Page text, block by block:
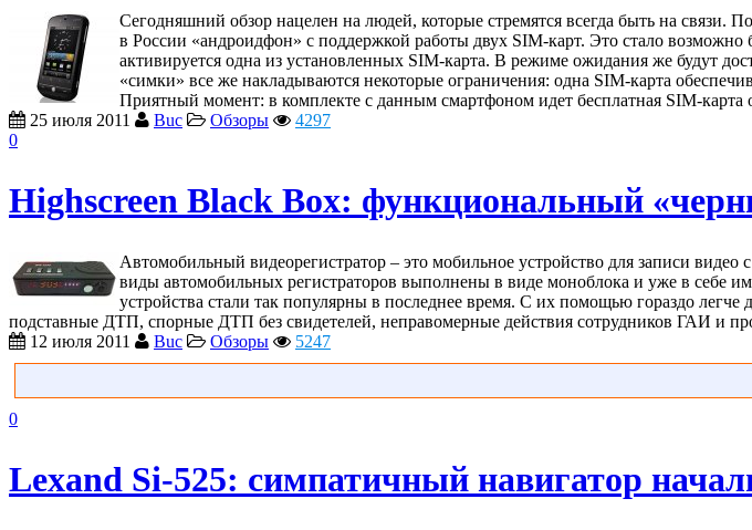
Сегодняшний обзор нацелен на людей, которые стремятся всегда быть на
в России «андроидфон» с поддержкой работы двух SIM-карт. Это стало
активируется одна из установленных SIM-карта. В режиме ожидания же будут
«симки» все же накладываются некоторые ограничения: одна SIM-карта
Приятный момент: в комплекте с данным смартфоном идет бесплатная SIM-
25 июля 2011
Buc Обзоры
4297
0
Highscreen Black Box: функциональный
Автомобильный видеорегистратор – это мобильное устройство для записи
виды автомобильных регистраторов выполнены в виде моноблока и уже в себе
устройства стали так популярны в последнее время. С их помощью гораздо
подставные ДТП, спорные ДТП без свидетелей, неправомерные действия сотрудников ГАИ и
12 июля 2011
Buc Обзоры 5247
0
Lexand Si-525: симпатичный навигатор